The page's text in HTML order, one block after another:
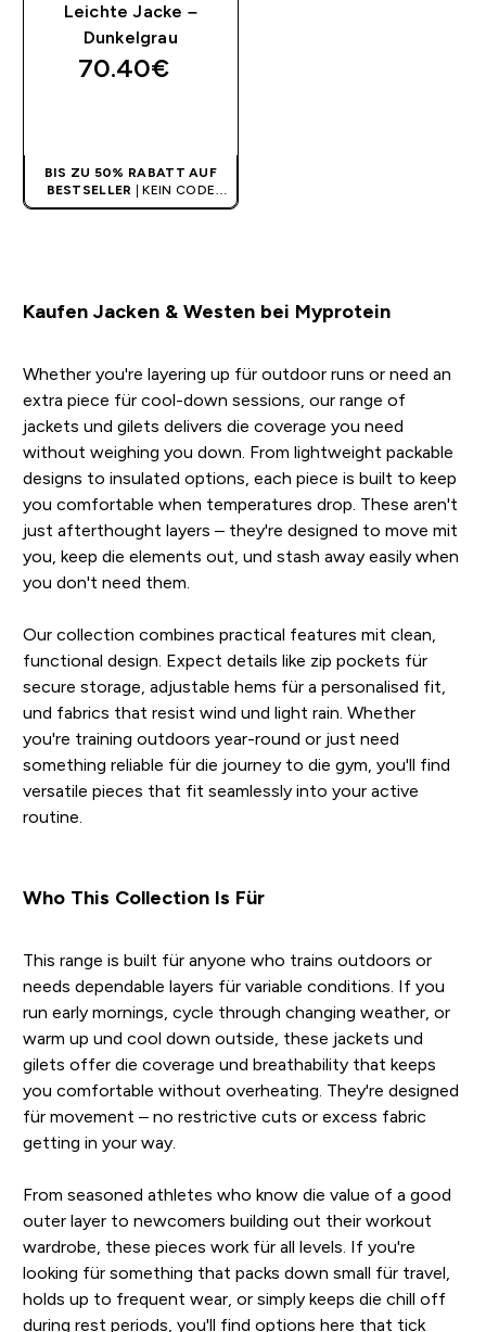
Leichte Jacke –
Dunkelgrau
70.40€‎
BIS ZU 50% RABATT AUF
BESTSELLER | KEIN CODE
BENÖTIGT
Kaufen Jacken & Westen bei Myprotein
Whether you're layering up für outdoor runs or need an
extra piece für cool-down sessions, our range of
jackets und gilets delivers die coverage you need
without weighing you down. From lightweight packable
designs to insulated options, each piece is built to keep
you comfortable when temperatures drop. These aren't
just afterthought layers – they're designed to move mit
you, keep die elements out, und stash away easily when
you don't need them.
Our collection combines practical features mit clean,
functional design. Expect details like zip pockets für
secure storage, adjustable hems für a personalised fit,
und fabrics that resist wind und light rain. Whether
you're training outdoors year-round or just need
something reliable für die journey to die gym, you'll find
versatile pieces that fit seamlessly into your active
routine.
Who This Collection Is Für
This range is built für anyone who trains outdoors or
needs dependable layers für variable conditions. If you
run early mornings, cycle through changing weather, or
warm up und cool down outside, these jackets und
gilets offer die coverage und breathability that keeps
you comfortable without overheating. They're designed
für movement – no restrictive cuts or excess fabric
getting in your way.
From seasoned athletes who know die value of a good
outer layer to newcomers building out their workout
wardrobe, these pieces work für all levels. If you're
looking für something that packs down small für travel,
holds up to frequent wear, or simply keeps die chill off
during rest periods, you'll find options here that tick